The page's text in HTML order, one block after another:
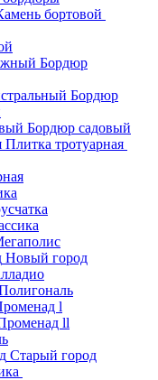
бортовой
Бордюр
Бордюр
Бордюр садовый
Плитка тротуарная
Новый город
l
ll
Старый город